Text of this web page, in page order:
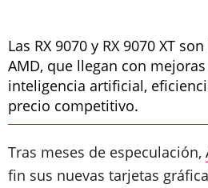
Las RX 9070 y RX 9070 XT
AMD, que llegan con
inteligencia artificial,
precio competitivo.
Tras meses de especulación,
fin sus nuevas tarjetas